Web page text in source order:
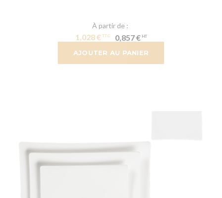
AJOUTER AU PANIER
À partir de
1,028 € 0,857 €